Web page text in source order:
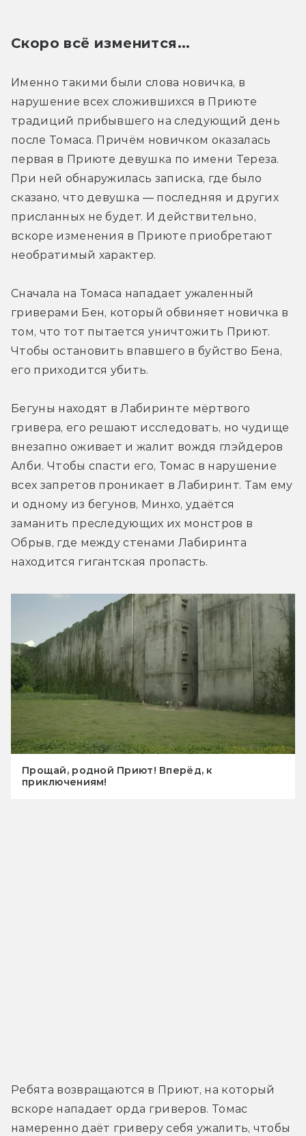
Скоро всё изменится...
Именно такими были слова новичка, в
нарушение всех сложившихся в Приюте
традиций прибывшего на следующий день
после Томаса. Причём новичком оказалась
первая в Приюте девушка по имени Тереза.
При ней обнаружилась записка, где было
сказано, что девушка — последняя и других
присланных не будет. И действительно,
вскоре изменения в Приюте приобретают
необратимый характер.
Сначала на Томаса нападает ужаленный
гриверами Бен, который обвиняет новичка в
том, что тот пытается уничтожить Приют.
Чтобы остановить впавшего в буйство Бена,
его приходится убить.
Бегуны находят в Лабиринте мёртвого
гривера, его решают исследовать, но чудище
внезапно оживает и жалит вождя глэйдеров
Алби. Чтобы спасти его, Томас в нарушение
всех запретов проникает в Лабиринт. Там ему
и одному из бегунов, Минхо, удаётся
заманить преследующих их монстров в
Обрыв, где между стенами Лабиринта
находится гигантская пропасть.
Прощай, родной Приют! Вперёд, к
приключениям!
Ребята возвращаются в Приют, на который
вскоре нападает орда гриверов. Томас
намеренно даёт гриверу себя ужалить, чтобы